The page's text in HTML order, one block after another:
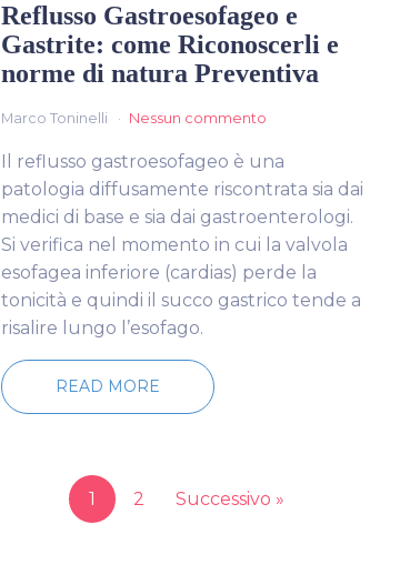
Reflusso Gastroesofageo e
Gastrite: come Riconoscerli e
norme di natura Preventiva
Marco Toninelli Nessun commento
Il reflusso gastroesofageo è una
patologia diffusamente riscontrata sia dai
medici di base e sia dai gastroenterologi.
Si verifica nel momento in cui la valvola
esofagea inferiore (cardias) perde la
tonicità e quindi il succo gastrico tende a
risalire lungo l’esofago.
READ MORE
1 2 Successivo »